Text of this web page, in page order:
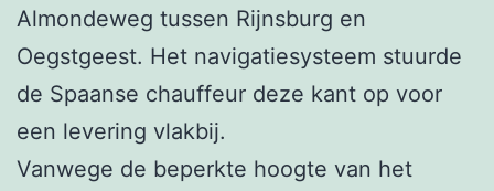
Almondeweg tussen Rijnsburg en
Oegstgeest. Het navigatiesysteem stuurde
de Spaanse chauffeur deze kant op voor
een levering vlakbij.
Vanwege de beperkte hoogte van het